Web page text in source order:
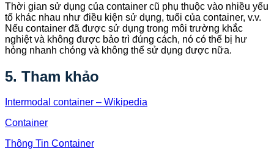
Thời gian sử dụng của container cũ phụ thuộc vào nhiều yếu
tố khác nhau như điều kiện sử dụng, tuổi của container, v.v.
Nếu container đã được sử dụng trong môi trường khắc
nghiệt và không được bảo trì đúng cách, nó có thể bị hư
hỏng nhanh chóng và không thể sử dụng được nữa.
5. Tham khảo
Intermodal container – Wikipedia
Container
Thông Tin Container